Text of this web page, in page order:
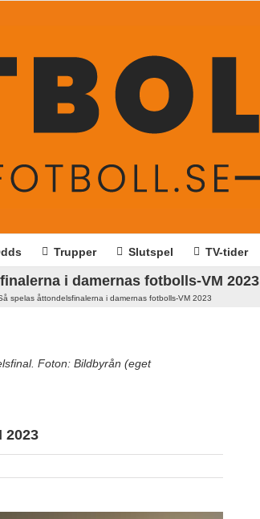
Trupper Slutspel TV-tider
i damernas fotbolls-VM 2023
spelas åttondelsfinalerna i damernas fotbolls-VM 2023
Foton: Bildbyrån (eget
2023